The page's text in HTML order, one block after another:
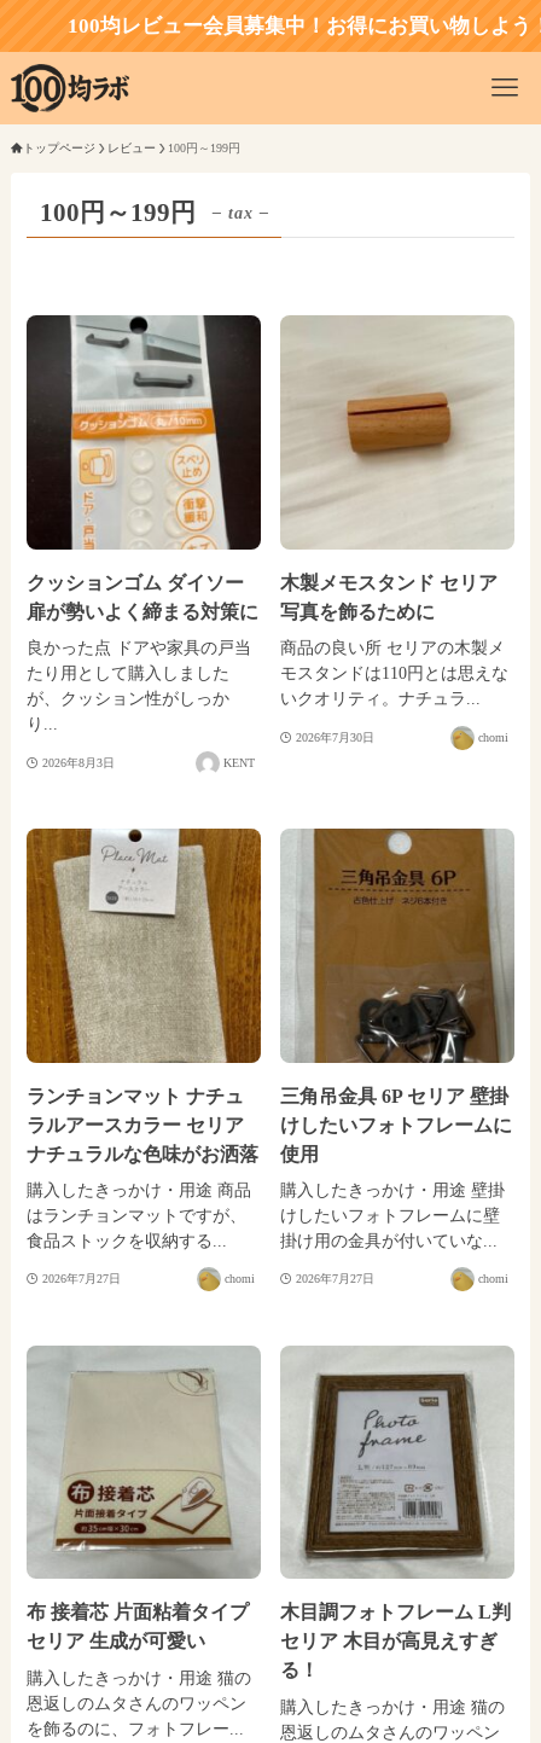
100均レビュー会員募集中！お得にお買い物しよう！
トップページ レビュー 100円～199円
100円～199円 – tax –
クッションゴム ダイソー
扉が勢いよく締まる対策に
良かった点 ドアや家具の戸当
たり用として購入しました
が、クッション性がしっか
り...
2026年8月3日 KENT
木製メモスタンド セリア
写真を飾るために
商品の良い所 セリアの木製メ
モスタンドは110円とは思えな
いクオリティ。ナチュラ...
2026年7月30日 chomi
ランチョンマット ナチュ
ラルアースカラー セリア
ナチュラルな色味がお洒落
購入したきっかけ・用途 商品
はランチョンマットですが、
食品ストックを収納する...
2026年7月27日 chomi
三角吊金具 6P セリア 壁掛
けしたいフォトフレームに
使用
購入したきっかけ・用途 壁掛
けしたいフォトフレームに壁
掛け用の金具が付いていな...
2026年7月27日 chomi
布 接着芯 片面粘着タイプ
セリア 生成が可愛い
購入したきっかけ・用途 猫の
恩返しのムタさんのワッペン
を飾るのに、フォトフレー...
木目調フォトフレーム L判
セリア 木目が高見えすぎ
る！
購入したきっかけ・用途 猫の
恩返しのムタさんのワッペン